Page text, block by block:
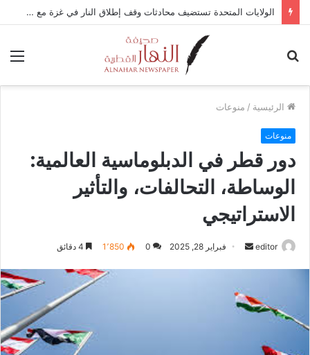
الولايات المتحدة تستضيف محادثات وقف إطلاق النار في غزة مع قطر وتركيا ومصر
الرئيسية / منوعات
منوعات
دور قطر في الدبلوماسية العالمية:
الوساطة، التحالفات، والتأثير
الاستراتيجي
editor
ل
ب
فبراير 28, 2025 0 1٬850